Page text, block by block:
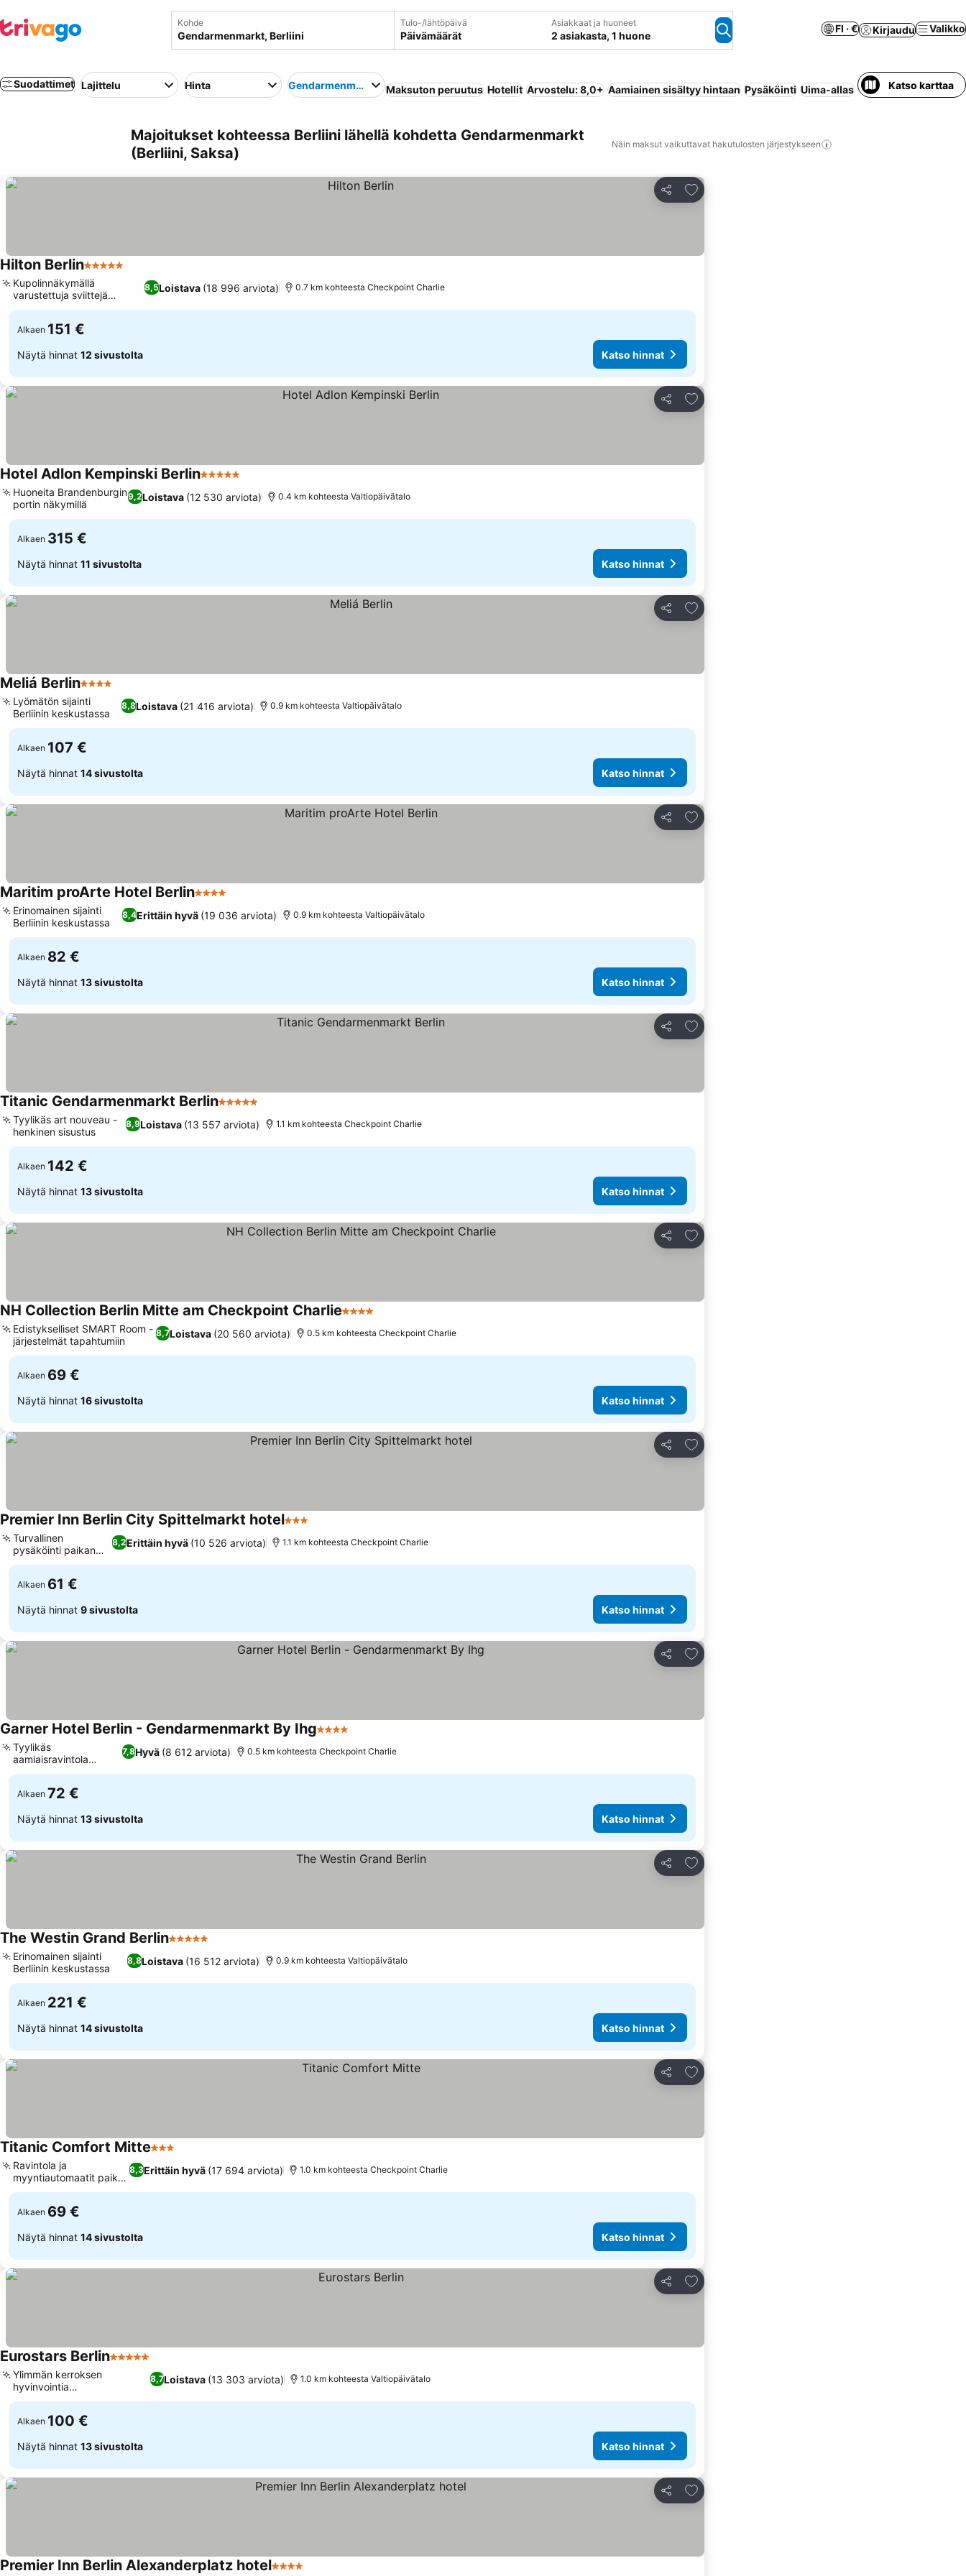
Kohde Tulo-/lähtöpäivä
Päivämäärät
Asiakkaat ja huoneet
2 asiakasta, 1 huone
FI · € Kirjaudu Valikko
Suodattimet Lajittelu Hinta Gendarmenmarkt Maksuton peruutus Hotellit Arvostelu: 8,0+ Aamiainen sisältyy hintaan Pysäköinti Uima-allas Huoneisto palveluilla
Katso karttaa
Majoitukset kohteessa Berliini lähellä kohdetta Gendarmenmarkt
(Berliini, Saksa)
Näin maksut vaikuttavat hakutulosten järjestykseen
Jaa
Lisää suosikkeihin
Hilton Berlin5 Tähtiluokitus
8,5Loistava (18 996 arviota)
Kupolinnäkymällä
varustettuja sviittejä
saatavilla
0.7 km kohteesta Checkpoint Charlie
Alkaen 151 €
Näytä hinnat 12 sivustolta Katso hinnat
Jaa
Lisää suosikkeihin
Hotel Adlon Kempinski Berlin5 Tähtiluokitus
9,2Loistava (12 530 arviota)
Huoneita Brandenburgin
portin näkymillä
0.4 km kohteesta Valtiopäivätalo
Alkaen 315 €
Näytä hinnat 11 sivustolta Katso hinnat
Jaa
Lisää suosikkeihin
Meliá Berlin4 Tähtiluokitus
8,8Loistava (21 416 arviota)
Lyömätön sijainti
Berliinin keskustassa
0.9 km kohteesta Valtiopäivätalo
Alkaen 107 €
Näytä hinnat 14 sivustolta Katso hinnat
Jaa
Lisää suosikkeihin
Maritim proArte Hotel Berlin4 Tähtiluokitus
8,4Erittäin hyvä (19 036 arviota)
Erinomainen sijainti
Berliinin keskustassa
0.9 km kohteesta Valtiopäivätalo
Alkaen 82 €
Näytä hinnat 13 sivustolta Katso hinnat
Jaa
Lisää suosikkeihin
Titanic Gendarmenmarkt Berlin5 Tähtiluokitus
8,9Loistava (13 557 arviota)
Tyylikäs art nouveau -
henkinen sisustus
1.1 km kohteesta Checkpoint Charlie
Alkaen 142 €
Näytä hinnat 13 sivustolta Katso hinnat
Jaa
Lisää suosikkeihin
NH Collection Berlin Mitte am Checkpoint Charlie4 Tähtiluokitus
8,7Loistava (20 560 arviota)
Edistykselliset SMART Room -
järjestelmät tapahtumiin
0.5 km kohteesta Checkpoint Charlie
Alkaen 69 €
Näytä hinnat 16 sivustolta Katso hinnat
Jaa
Lisää suosikkeihin
Premier Inn Berlin City Spittelmarkt hotel3 Tähtiluokitus
8,2Erittäin hyvä (10 526 arviota)
Turvallinen
pysäköinti paikan
päällä
1.1 km kohteesta Checkpoint Charlie
Alkaen 61 €
Näytä hinnat 9 sivustolta Katso hinnat
Jaa
Lisää suosikkeihin
Garner Hotel Berlin - Gendarmenmarkt By Ihg4 Tähtiluokitus
7,8Hyvä (8 612 arviota)
Tyylikäs
aamiaisravintola
näköaloilla
0.5 km kohteesta Checkpoint Charlie
Alkaen 72 €
Näytä hinnat 13 sivustolta Katso hinnat
Jaa
Lisää suosikkeihin
The Westin Grand Berlin5 Tähtiluokitus
8,8Loistava (16 512 arviota)
Erinomainen sijainti
Berliinin keskustassa
0.9 km kohteesta Valtiopäivätalo
Alkaen 221 €
Näytä hinnat 14 sivustolta Katso hinnat
Jaa
Lisää suosikkeihin
Titanic Comfort Mitte3 Tähtiluokitus
8,3Erittäin hyvä (17 694 arviota)
Ravintola ja
myyntiautomaatit paikan
päällä
1.0 km kohteesta Checkpoint Charlie
Alkaen 69 €
Näytä hinnat 14 sivustolta Katso hinnat
Jaa
Lisää suosikkeihin
Eurostars Berlin5 Tähtiluokitus
8,7Loistava (13 303 arviota)
Ylimmän kerroksen
hyvinvointia
kaupunkinäköaloin
1.0 km kohteesta Valtiopäivätalo
Alkaen 100 €
Näytä hinnat 13 sivustolta Katso hinnat
Jaa
Lisää suosikkeihin
Premier Inn Berlin Alexanderplatz hotel4 Tähtiluokitus